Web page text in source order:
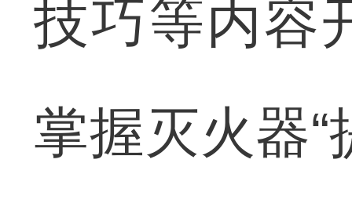
技巧等内容
掌握灭火器